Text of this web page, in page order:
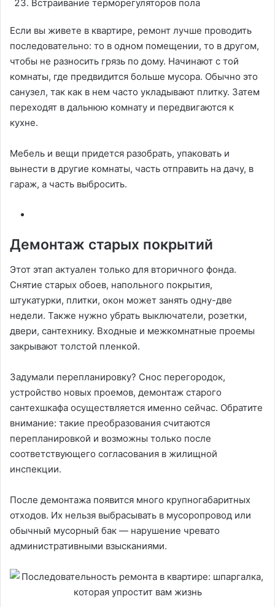
Встраивание терморегуляторов пола
Если вы живете в квартире, ремонт лучше проводить
последовательно: то в одном помещении, то в другом,
чтобы не разносить грязь по дому. Начинают с той
комнаты, где предвидится больше мусора. Обычно это
санузел, так как в нем часто укладывают плитку. Затем
переходят в дальнюю комнату и передвигаются к
кухне.
Мебель и вещи придется разобрать, упаковать и
вынести в другие комнаты, часть отправить на дачу, в
гараж, а часть выбросить.
Демонтаж старых покрытий
Этот этап актуален только для вторичного фонда.
Снятие старых обоев, напольного покрытия,
штукатурки, плитки, окон может занять одну-две
недели. Также нужно убрать выключатели, розетки,
двери, сантехнику. Входные и межкомнатные проемы
закрывают толстой пленкой.
Задумали перепланировку? Снос перегородок,
устройство новых проемов, демонтаж старого
сантехшкафа осуществляется именно сейчас. Обратите
внимание: такие преобразования считаются
перепланировкой и возможны только после
соответствующего согласования в жилищной
инспекции.
После демонтажа появится много крупногабаритных
отходов. Их нельзя выбрасывать в мусоропровод или
обычный мусорный бак — нарушение чревато
административными взысканиями.